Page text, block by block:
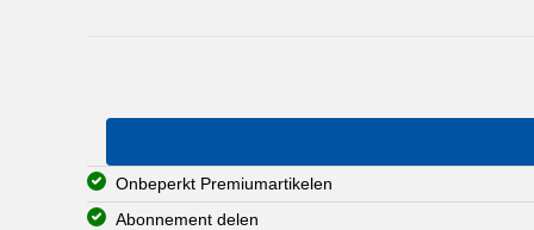
Onbeperkt Premiumartikelen
Abonnement delen